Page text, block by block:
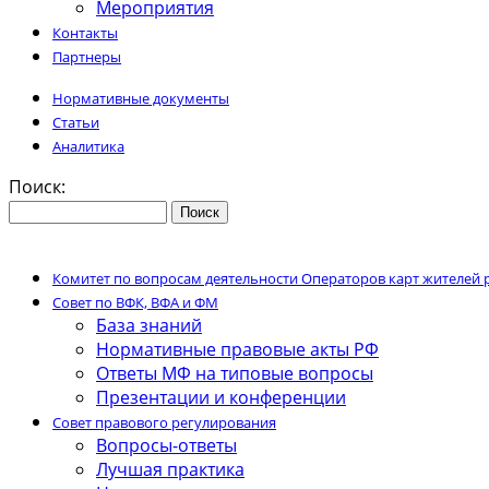
Мероприятия
Контакты
Партнеры
Нормативные документы
Статьи
Аналитика
Поиск:
Комитет по вопросам деятельности Операторов карт жителей
Совет по ВФК, ВФА и ФМ
База знаний
Нормативные правовые акты РФ
Ответы МФ на типовые вопросы
Презентации и конференции
Совет правового регулирования
Вопросы-ответы
Лучшая практика